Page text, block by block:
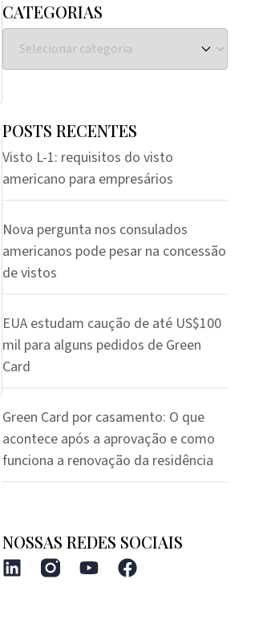
CATEGORIAS
POSTS RECENTES
Visto L-1: requisitos do visto
americano para empresários
Nova pergunta nos consulados
americanos pode pesar na concessão
de vistos
EUA estudam caução de até US$100
mil para alguns pedidos de Green
Card
Green Card por casamento: O que
acontece após a aprovação e como
funciona a renovação da residência
NOSSAS REDES SOCIAIS